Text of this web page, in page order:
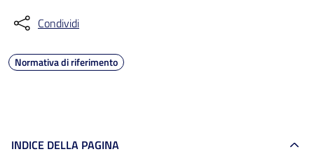
Condividi
Normativa di riferimento
INDICE DELLA PAGINA